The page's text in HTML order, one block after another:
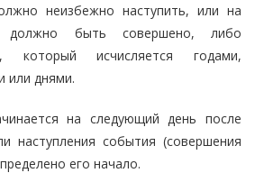
неизбежно наступить, или на
должно быть совершено, либо
который исчисляется годами,
или днями.
на следующий день после
наступления события (совершения
его начало.